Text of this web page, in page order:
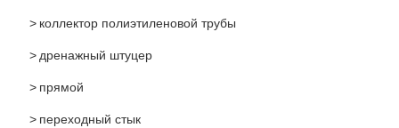
коллектор полиэтиленовой трубы
дренажный штуцер
прямой
переходный стык